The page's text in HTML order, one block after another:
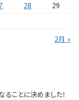
28
29
2月 »
ことに決めました！